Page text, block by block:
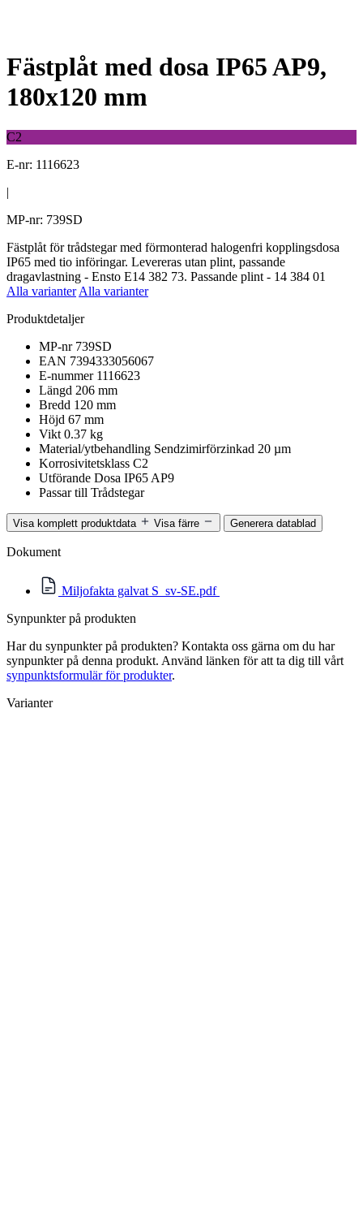
Fästplåt med dosa IP65 AP9,
180x120 mm
C2
E-nr: 1116623
|
MP-nr: 739SD
Fästplåt för trådstegar med förmonterad halogenfri kopplingsdosa
IP65 med tio införingar. Levereras utan plint, passande
dragavlastning - Ensto E14 382 73. Passande plint - 14 384 01
Alla varianter Alla varianter
Produktdetaljer
MP-nr 739SD
EAN 7394333056067
E-nummer 1116623
Längd 206 mm
Bredd 120 mm
Höjd 67 mm
Vikt 0.37 kg
Material/ytbehandling Sendzimirförzinkad 20 µm
Korrosivitetsklass C2
Utförande Dosa IP65 AP9
Passar till Trådstegar
Visa komplett produktdata Visa färre Generera datablad
Dokument
Miljofakta galvat S_sv-SE.pdf
Synpunkter på produkten
Har du synpunkter på produkten? Kontakta oss gärna om du har
synpunkter på denna produkt. Använd länken för att ta dig till vårt
synpunktsformulär för produkter.
Varianter